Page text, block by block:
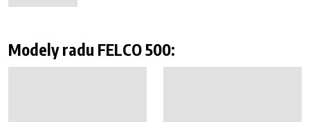
Modely radu FELCO 500: